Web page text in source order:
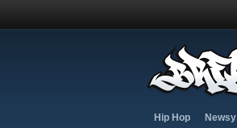
Hip Hop Newsy